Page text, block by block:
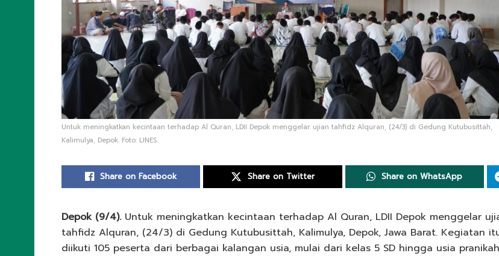
Untuk meningkatkan kecintaan terhadap Al Quran, LDII Depok menggelar ujian tahfidz Alquran, (24/3) di Gedung Kutubusittah,
Kalimulya, Depok. Foto: LINES.
Share on Facebook Share on Twitter Share on WhatsApp
Depok (9/4).Untuk meningkatkan kecintaan terhadap Al Quran, LDII Depok menggelar
tahfidz Alquran, (24/3) di Gedung Kutubusittah, Kalimulya, Depok, Jawa Barat. Kegiatan
diikuti 105 peserta dari berbagai kalangan usia, mulai dari kelas 5 SD hingga usia